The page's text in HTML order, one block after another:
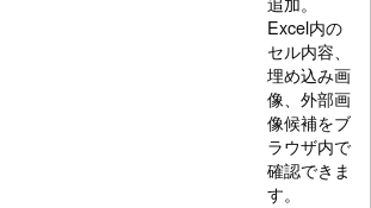
Excel内の
セル内容、
埋め込み画
像、外部画
像候補をブ
ラウザ内で
確認できま
す。